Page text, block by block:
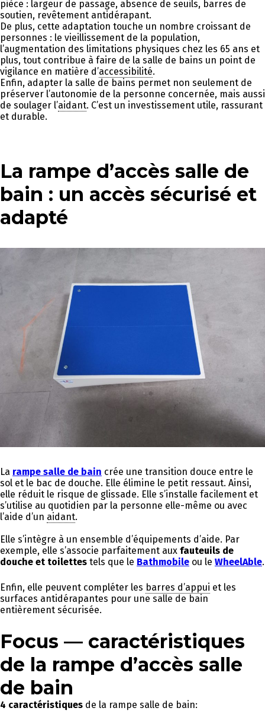
pièce : largeur de passage, absence de seuils, barres de
soutien, revêtement antidérapant.
De plus, cette adaptation touche un nombre croissant de
personnes : le vieillissement de la population,
l’augmentation des limitations physiques chez les 65 ans et
plus, tout contribue à faire de la salle de bains un point de
vigilance en matière d’accessibilité.
Enfin, adapter la salle de bains permet non seulement de
préserver l’autonomie de la personne concernée, mais aussi
de soulager l’aidant. C’est un investissement utile, rassurant
et durable.
La rampe d’accès salle de
bain : un accès sécurisé et
adapté
La rampe salle de bain crée une transition douce entre le
sol et le bac de douche. Elle élimine le petit ressaut. Ainsi,
elle réduit le risque de glissade. Elle s’installe facilement et
s’utilise au quotidien par la personne elle-même ou avec
l’aide d’un aidant.
Elle s’intègre à un ensemble d’équipements d’aide. Par
exemple, elle s’associe parfaitement aux fauteuils de
douche et toilettes tels que le Bathmobile ou le WheelAble.
Enfin, elle peuvent compléter les barres d’appui et les
surfaces antidérapantes pour une salle de bain
entièrement sécurisée.
Focus — caractéristiques
de la rampe d’accès salle
de bain
4 caractéristiques de la rampe salle de bain: